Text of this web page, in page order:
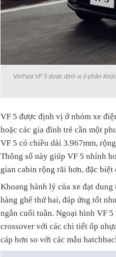
VinFast VF 5 được định vị ở phân
VF 5 được định vị ở nhóm xe
hoặc các gia đình trẻ cần một
VF 5 có chiều dài 3.967mm,
Thông số này giúp VF 5 nhỉnh
gian cabin rộng rãi hơn, đặc biệt
Khoang hành lý của xe đạt
hàng ghế thứ hai, đáp ứng tốt
ngắn cuối tuần. Ngoại hình VF
crossover với các chi tiết ốp
cáp hơn so với các mẫu